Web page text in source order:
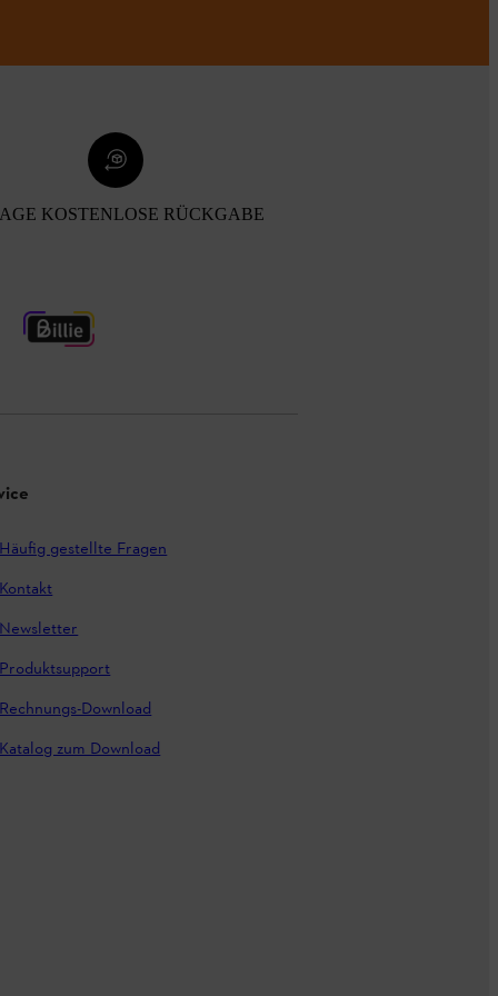
KOSTENLOSE RÜCKGABE
Häufig gestellte Fragen
Kontakt
Newsletter
Produktsupport
Rechnungs-Download
Katalog zum Download